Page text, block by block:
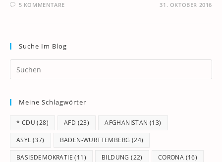
5 KOMMENTARE 31. OKTOBER 2016
Suche Im Blog
Meine Schlagwörter
* CDU (28) AFD (23) AFGHANISTAN (13)
ASYL (37) BADEN-WÜRTTEMBERG (24)
BASISDEMOKRATIE (11) BILDUNG (22) CORONA (16)